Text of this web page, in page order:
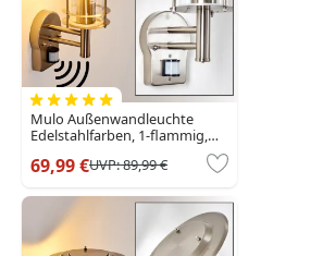
Mulo Außenwandleuchte
Edelstahlfarben, 1-flammig,
69,99 €UVP:89,99 €